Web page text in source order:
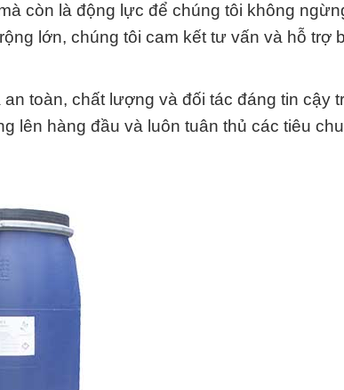
còn là động lực để chúng tôi không
lớn, chúng tôi cam kết tư vấn và hỗ trợ
toàn, chất lượng và đối tác đáng tin cậy
lên hàng đầu và luôn tuân thủ các tiêu